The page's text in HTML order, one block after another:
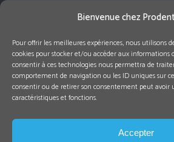
Bienvenue chez
Pour offrir les meilleures expériences, nous utilisons
cookies pour stocker et/ou accéder aux informations
consentir à ces technologies nous permettra de
comportement de navigation ou les ID uniques sur
consentir ou de retirer son consentement peut avoir
caractéristiques et fonctions.
Accepter
Rejoignez-nous !